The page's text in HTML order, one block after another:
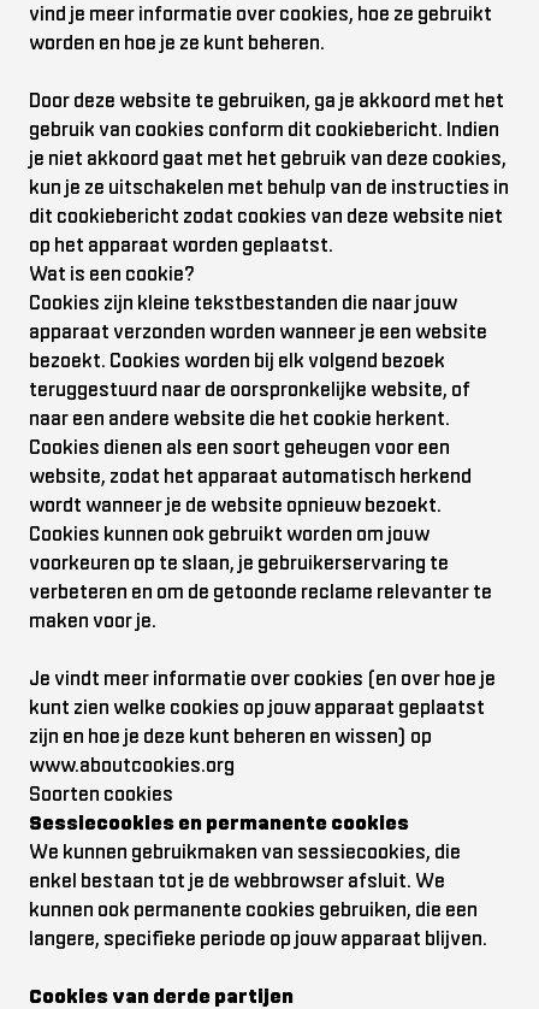
vind je meer informatie over cookies, hoe ze gebruikt
worden en hoe je ze kunt beheren.
Door deze website te gebruiken, ga je akkoord met het
gebruik van cookies conform dit cookiebericht. Indien
je niet akkoord gaat met het gebruik van deze cookies,
kun je ze uitschakelen met behulp van de instructies in
dit cookiebericht zodat cookies van deze website niet
op het apparaat worden geplaatst.
Wat is een cookie?
Cookies zijn kleine tekstbestanden die naar jouw
apparaat verzonden worden wanneer je een website
bezoekt. Cookies worden bij elk volgend bezoek
teruggestuurd naar de oorspronkelijke website, of
naar een andere website die het cookie herkent.
Cookies dienen als een soort geheugen voor een
website, zodat het apparaat automatisch herkend
wordt wanneer je de website opnieuw bezoekt.
Cookies kunnen ook gebruikt worden om jouw
voorkeuren op te slaan, je gebruikerservaring te
verbeteren en om de getoonde reclame relevanter te
maken voor je.
Je vindt meer informatie over cookies (en over hoe je
kunt zien welke cookies op jouw apparaat geplaatst
zijn en hoe je deze kunt beheren en wissen) op
www.aboutcookies.org
Soorten cookies
Sessiecookies en permanente cookies
We kunnen gebruikmaken van sessiecookies, die
enkel bestaan tot je de webbrowser afsluit. We
kunnen ook permanente cookies gebruiken, die een
langere, specifieke periode op jouw apparaat blijven.
Cookies van derde partijen